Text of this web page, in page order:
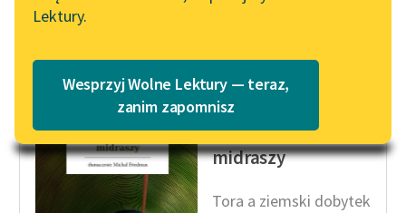
Lektury szkolne i klasyka
literatury do słuchania dla
uczennic i uczniów z
niepełnosprawnościami
Katalog w formacie PDF
Lektury.
Wesprzyj Wolne Lektury — teraz,
zanim zapomniszAutor nieznany
Ze skarbnicy
midraszy
Tora a ziemski dobytek